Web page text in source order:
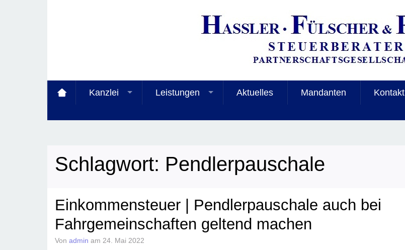
Kanzlei Leistungen Aktuelles Mandanten Kontakt
Schlagwort: Pendlerpauschale
Einkommensteuer | Pendlerpauschale auch bei
Fahrgemeinschaften geltend machen
Von admin am 24. Mai 2022